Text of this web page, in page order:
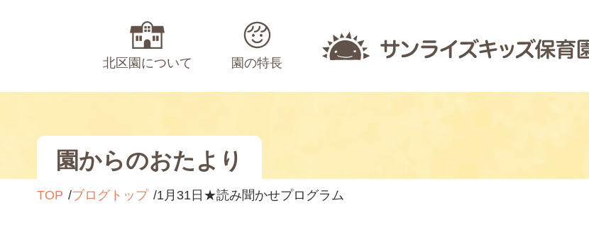
北区園について 園の特長
園からのおたより
TOP ブログトップ 1月31日★読み聞かせプログラム